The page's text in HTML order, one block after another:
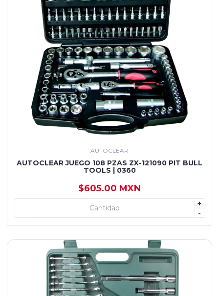
AUTOCLEAR
AUTOCLEAR JUEGO 108 PZAS ZX-121090 PIT BULL
TOOLS | 0360
$605.00 MXN
+
-
+ AGREGAR